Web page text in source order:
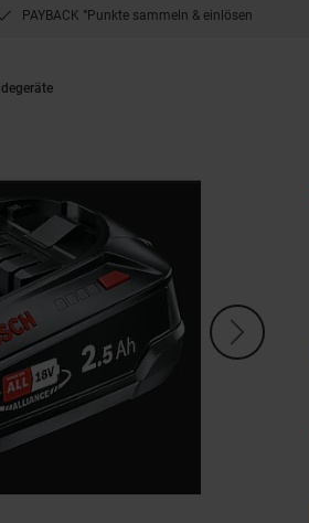
PAYBACK °Punkte sammeln & einlösen